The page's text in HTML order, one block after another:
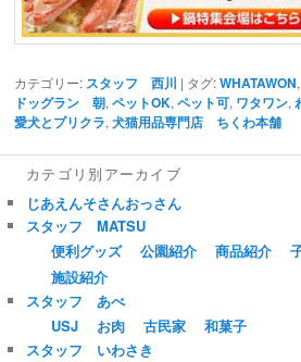
カテゴリー: スタッフ 西川 | タグ:WHATAWON,
ドッグラン 朝,ペットOK,ペット可, ワタワン,
愛犬とプリクラ,犬猫用品専門店 ちくわ本舗
カテゴリ別アーカイブ
じあえんそさんおっさん
スタッフ MATSU
便利グッズ
公園紹介 商品紹介
施設紹介
スタッフ あべ
USJ
お肉 古民家
和菓子
スタッフ いわさき